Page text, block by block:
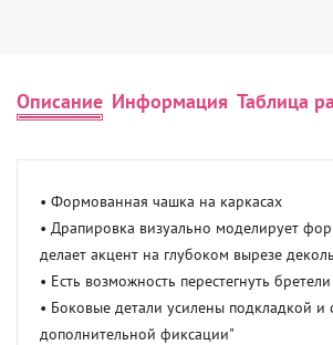
Описание Информация Таблица
• Формованная чашка на каркасах
• Драпировка визуально моделирует
делает акцент на глубоком вырезе
• Есть возможность перестегнуть
• Боковые детали усилены подкладкой и
дополнительной фиксации"